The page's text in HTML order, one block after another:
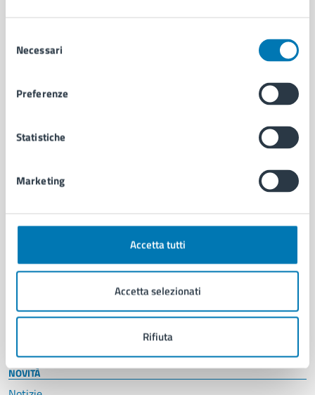
delNecessari
Preferenze
Statistiche
Marketing
Accetta tutti
Accetta selezionati
Rifiuta
Personale amministrativo
Intranet, posta aziendale e protocollo
CATEGORIE DI SERVIZIO
Anagrafe e stato civile
Autorizzazioni
Documenti e certificati
Imprese e commercio
Salute, benessere e assistenza
Servizi Cimiteriali
Vita lavorativa
NOVITÀ